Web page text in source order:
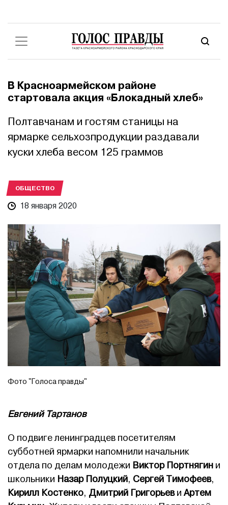
В Красноармейском районе
стартовала акция «Блокадный хлеб»
Полтавчанам и гостям станицы на
ярмарке сельхозпродукции раздавали
куски хлеба весом 125 граммов
ОБЩЕСТВО
18 января 2020
Фото "Голоса правды"
Евгений Тартанов
О подвиге ленинградцев посетителям
субботней ярмарки напомнили начальник
отдела по делам молодежи Виктор Портнягин и
школьники Назар Полуцкий, Сергей Тимофеев,
Кирилл Костенко, Дмитрий Григорьеви Артем